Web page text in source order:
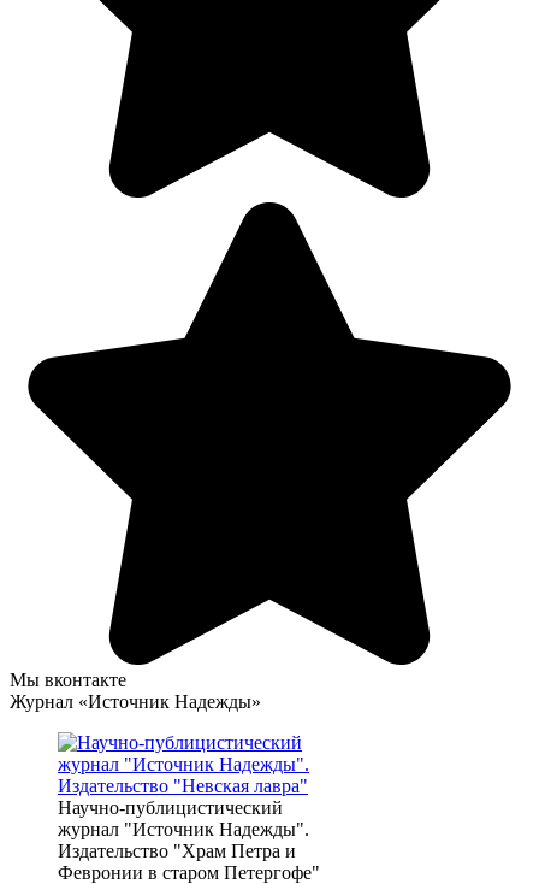
Мы вконтакте
Журнал «Источник Надежды»
Научно-публицистический
журнал "Источник Надежды".
Издательство "Храм Петра и
Февронии в старом Петергофе"